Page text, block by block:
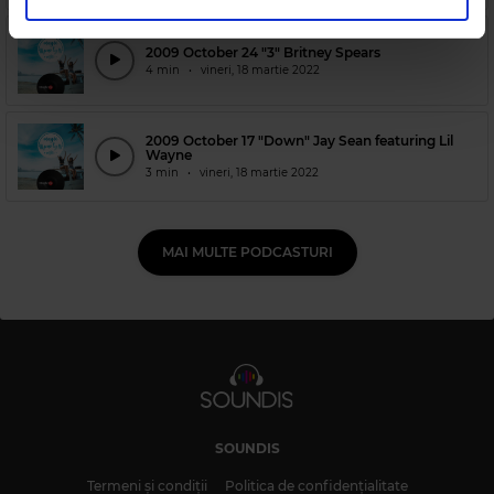
în urma folosirii serviciilor lor.
2009 October 24 "3" Britney Spears
4 min • vineri, 18 martie 2022
2009 October 17 "Down" Jay Sean featuring Lil
Wayne
3 min • vineri, 18 martie 2022
MAI MULTE PODCASTURI
SOUNDIS
Termeni și condiții Politica de confidențialitate